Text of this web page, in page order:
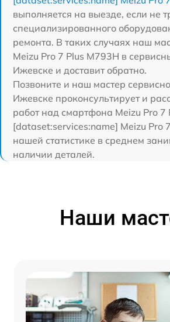
выполняется на выезде, если не
специализированного
ремонта. В таких случаях наш
Meizu Pro 7 Plus M793H в
Ижевске и доставит обратно.
Позвоните и наш мастер
Ижевске проконсультирует и
работ над смартфона Meizu Pro 7
[dataset:services:name] Meizu Pro
нашей статистике в среднем
наличии деталей.
Наши